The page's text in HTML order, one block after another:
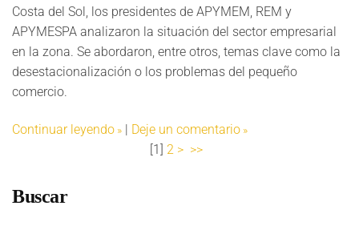
Costa del Sol, los presidentes de APYMEM, REM y
APYMESPA analizaron la situación del sector empresarial
en la zona. Se abordaron, entre otros, temas clave como la
desestacionalización o los problemas del pequeño
comercio.
Continuar leyendo | Deje un comentario
[1] 2 > >>
Buscar